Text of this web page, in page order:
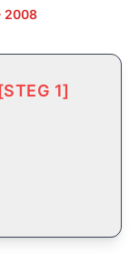
2008
[STEG 1]